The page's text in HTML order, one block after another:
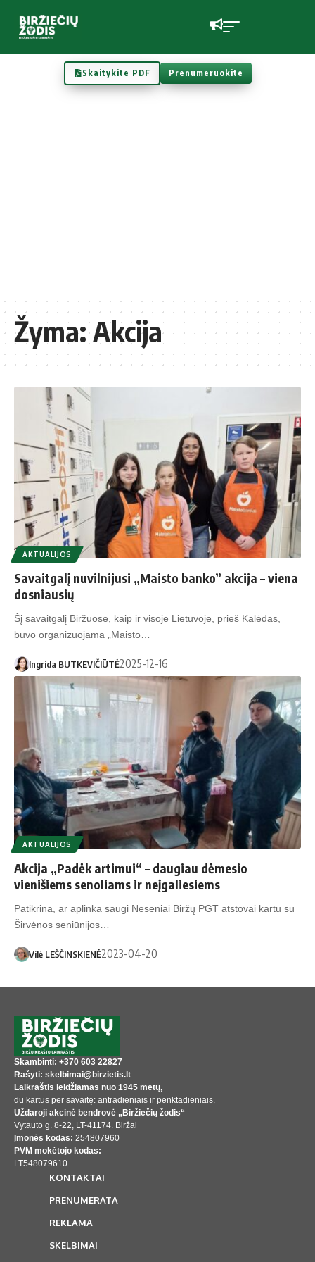
Skaitykite PDF Prenumeruokite
Žyma:Akcija
AKTUALIJOS
Savaitgalį nuvilnijusi „Maisto banko” akcija – viena
dosniausių
Šį savaitgalį Biržuose, kaip ir visoje Lietuvoje, prieš Kalėdas,
buvo organizuojama „Maisto…
Ingrida BUTKEVIČIŪTĖ2025-12-16
AKTUALIJOS
Akcija „Padėk artimui“ – daugiau dėmesio
vienišiems senoliams ir neįgaliesiems
Patikrina, ar aplinka saugi Neseniai Biržų PGT atstovai kartu su
Širvėnos seniūnijos…
Vilė LEŠČINSKIENĖ2023-04-20
Skambinti: +370 603 22827
Rašyti: skelbimai@birzietis.lt
Laikraštis leidžiamas nuo 1945 metų,
du kartus per savaitę: antradieniais ir penktadieniais.
Uždaroji akcinė bendrovė „Biržiečių žodis“
Vytauto g. 8-22, LT-41174. Biržai
Įmonės kodas: 254807960
PVM mokėtojo kodas:
LT548079610
KONTAKTAI
PRENUMERATA
REKLAMA
SKELBIMAI